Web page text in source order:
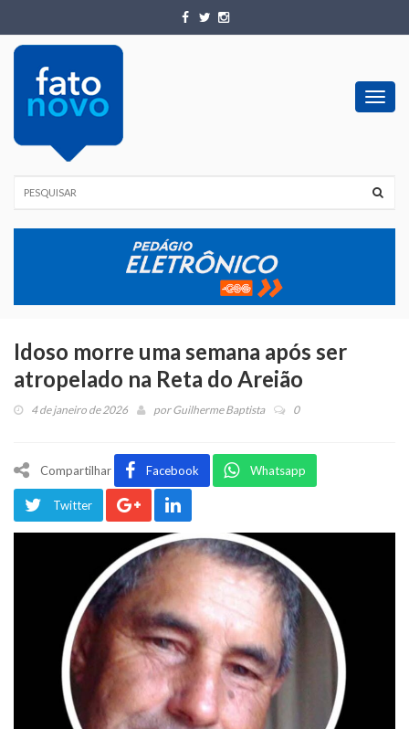
Idoso morre uma semana após ser
atropelado na Reta do Areião
4 de janeiro de 2026 porGuilherme Baptista 0
Compartilhar Facebook Whatsapp
Twitter